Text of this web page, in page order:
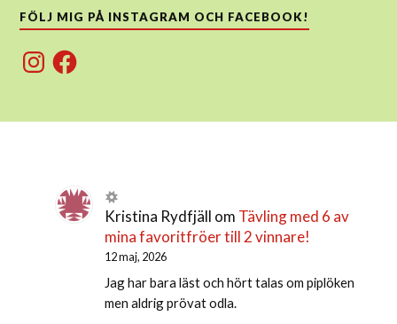
FÖLJ MIG PÅ INSTAGRAM OCH FACEBOOK!
InstagramFacebook
Kristina Rydfjäll om Tävling med 6 av
mina favoritfröer till 2 vinnare!
12 maj, 2026
Jag har bara läst och hört talas om piplöken
men aldrig prövat odla.